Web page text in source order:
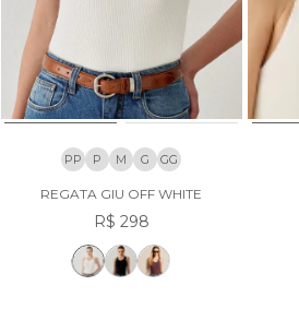
PP P M G GG
REGATA GIU OFF WHITE
R$ 298